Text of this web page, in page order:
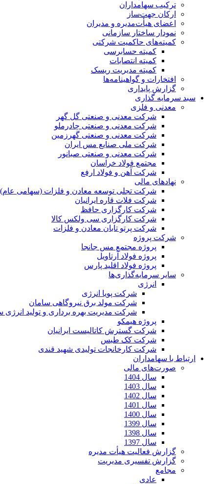
ترکیب سهامداران
ارکان جهت‌ساز
اعضای هیأت‌مدیره و مدیران
نمودار ساختار سازمانی
کمیته‌های حاکمیت شرکتی
کمیته حسابرسی
کمیته انتصابات
کمیته مدیریت ریسک
افتخارات و گواهینامه‌ها
گزارش پایداری
سبد سرمایه گذاری
معدنی و فلزی
شرکت معدنی و صنعتی گل گهر
شرکت معدنی و صنعتی چادرملو
شرکت معدنی و صنعتی گهرزمین
شرکت ملی صنایع مس ایران
شرکت معدنی و صنعتی صبانور
مجتمع فولاد خراسان
شرکت آهن و فولاد ارفع
نهادهای مالی
شرکت تجلی توسعه معادن و فلزات (سهامی عام)
شرکت فلات قاره ایرانیان
شرکت کارگزاری حافظ
شرکت کارگزاری سی ولکس کالا
شرکت پرتو تابان معادن و فلزات
شرکت پروژه
پروژه مجتمع مس جانجا
پروژه فولاد آرتاویل
پروژه فولاد اقلید پارس
سایر سرمایه‌گذاری‌ها
انرژی
شرکت پویا انرژی
شرکت مولد برق نیروگاهی سامان
شرکت مدیریت بهره برداری و تولید انرژی
پروژه هیمکو
شرکت گسترش کاتالیست ایرانیان
شرکت کک طبس
شرکت کارخانجات تولیدی شهید قندی
ارتباط با سهامداران
صورت‌های مالی
سال 1404
سال 1403
سال 1402
سال 1401
سال 1400
سال 1399
سال 1398
سال 1397
گزارش فعالیت هیأت مدیره
گزارش تفسیری مدیریت
مجامع
عادی